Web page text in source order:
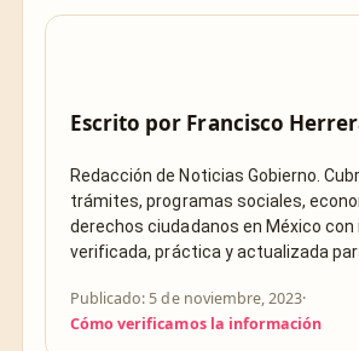
Escrito por Francisco
Redacción de Noticias Gobierno.
trámites, programas sociales,
derechos ciudadanos en México
verificada, práctica y actualizada
Publicado: 5 de noviembre, 2023·
Cómo verificamos la información